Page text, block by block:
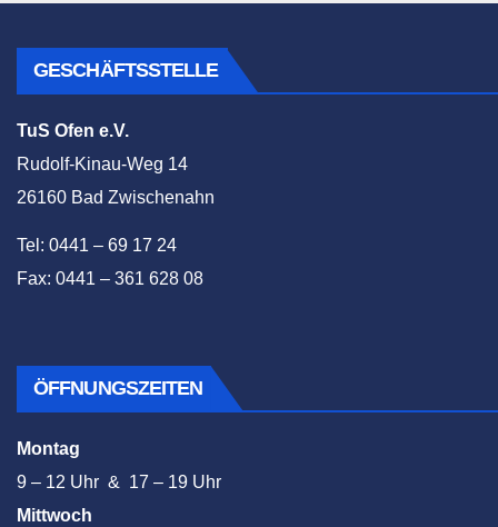
GESCHÄFTSSTELLE
TuS Ofen e.V.
Rudolf-Kinau-Weg 14
26160 Bad Zwischenahn
Tel: 0441 – 69 17 24
Fax: 0441 – 361 628 08
ÖFFNUNGSZEITEN
Montag
9 – 12 Uhr & 17 – 19 Uhr
Mittwoch